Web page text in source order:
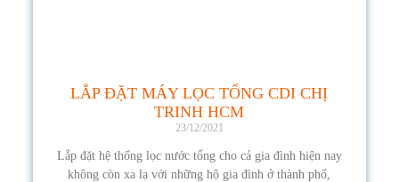
LẮP ĐẶT MÁY LỌC TỔNG CDI CHỊ
TRINH HCM
23/12/2021
Lắp đặt hệ thống lọc nước tổng cho cả gia đình hiện nay
không còn xa lạ với những hộ gia đình ở thành phố,